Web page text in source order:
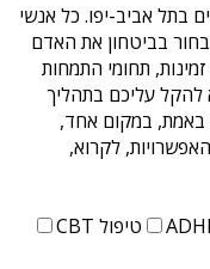
בתל אביב-יפו. כל אנשי
בביטחון את האדם
תחומי התמחות
להקל עליכם בתהליך
באמת, במקום אחד,
לקרוא,
טיפול CBT